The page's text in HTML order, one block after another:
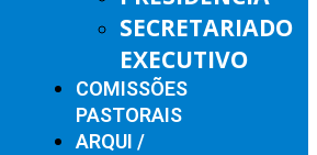
SECRETARIADO
EXECUTIVO
COMISSÕES
PASTORAIS
ARQUI /